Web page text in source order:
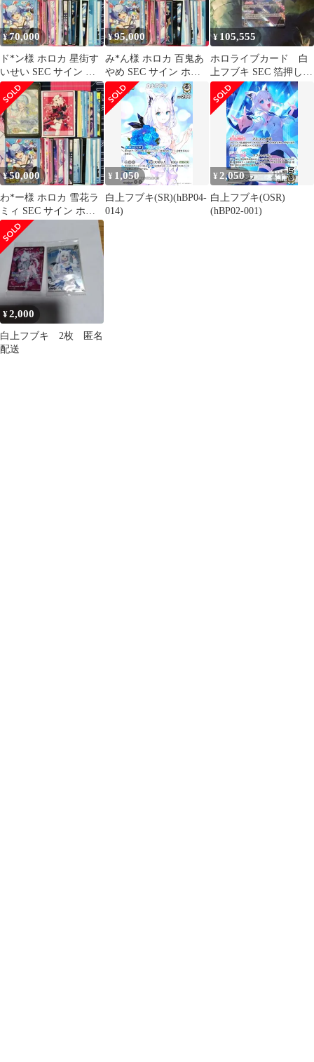
¥70,000
ド*ン様 ホロカ 星街す
いせい SEC サイン ホ
ロライブ カード ホロラ
イブO
¥95,000
み*ん様 ホロカ 百鬼あ
やめ SEC サイン ホロ
ライブ ホロライブOCG
カー
¥ 105,555
ホロライブカード 白
上フブキ SEC 箔押しサ
イン
¥50,000
わ*ー様 ホロカ 雪花ラ
ミィ SEC サイン ホロ
ライブ ホロライブOCG
カー
¥ 1,050
白上フブキ(SR)(hBP04-
014)
¥ 2,050
白上フブキ(OSR)
(hBP02-001)
¥2,000
白上フブキ 2枚 匿名
配送